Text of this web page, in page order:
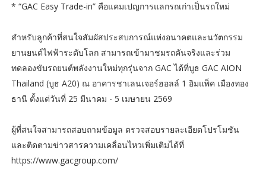
* “GAC Easy Trade-in” คือแคมเปญการแลกรถเก่าเป็นรถใหม่
สำหรับลูกค้าที่สนใจสัมผัสประสบการณ์แห่งอนาคตและนวัตกรรม
ยานยนต์ไฟฟ้าระดับโลก สามารถเข้ามาชมรถคันจริงและร่วม
ทดลองขับรถยนต์พลังงานใหม่ทุกรุ่นจาก GAC ได้ที่บูธ GAC AION
Thailand (บูธ A20) ณ อาคารชาเลนเจอร์ฮอลล์ 1 อิมแพ็ค เมืองทอง
ธานี ตั้งแต่วันที่ 25 มีนาคม - 5 เมษายน 2569
ผู้ที่สนใจสามารถสอบถามข้อมูล ตรวจสอบรายละเอียดโปรโมชัน
และติดตามข่าวสารความเคลื่อนไหวเพิ่มเติมได้ที่
https://www.gacgroup.com/